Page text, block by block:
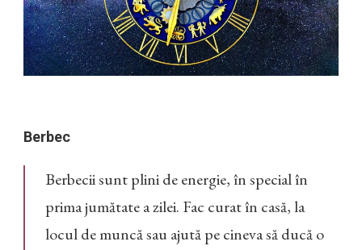
Berbec
Berbecii sunt plini de energie, în special în
prima jumătate a zilei. Fac curat în casă, la
locul de muncă sau ajută pe cineva să ducă o